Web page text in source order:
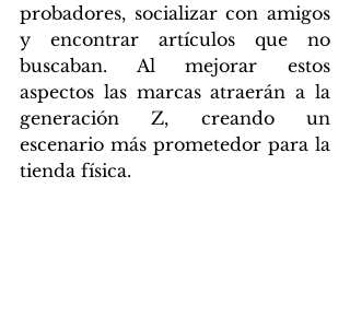
probadores, socializar con amigos
y encontrar artículos que no
buscaban. Al mejorar estos
aspectos las marcas atraerán a la
generación Z, creando un
escenario más prometedor para la
tienda física.